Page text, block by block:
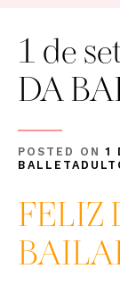
1 de
DA
POSTED ON1
FELIZ